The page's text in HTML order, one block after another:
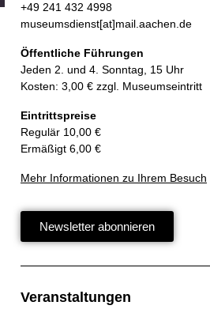
+49 241 432 4998
museumsdienst[at]mail.aachen.de
Öffentliche Führungen
Jeden 2. und 4. Sonntag, 15 Uhr
Kosten: 3,00 € zzgl. Museumseintritt
Eintrittspreise
Regulär 10,00 €
Ermäßigt 6,00 €
Mehr Informationen zu Ihrem Besuch
Newsletter abonnieren
Veranstaltungen